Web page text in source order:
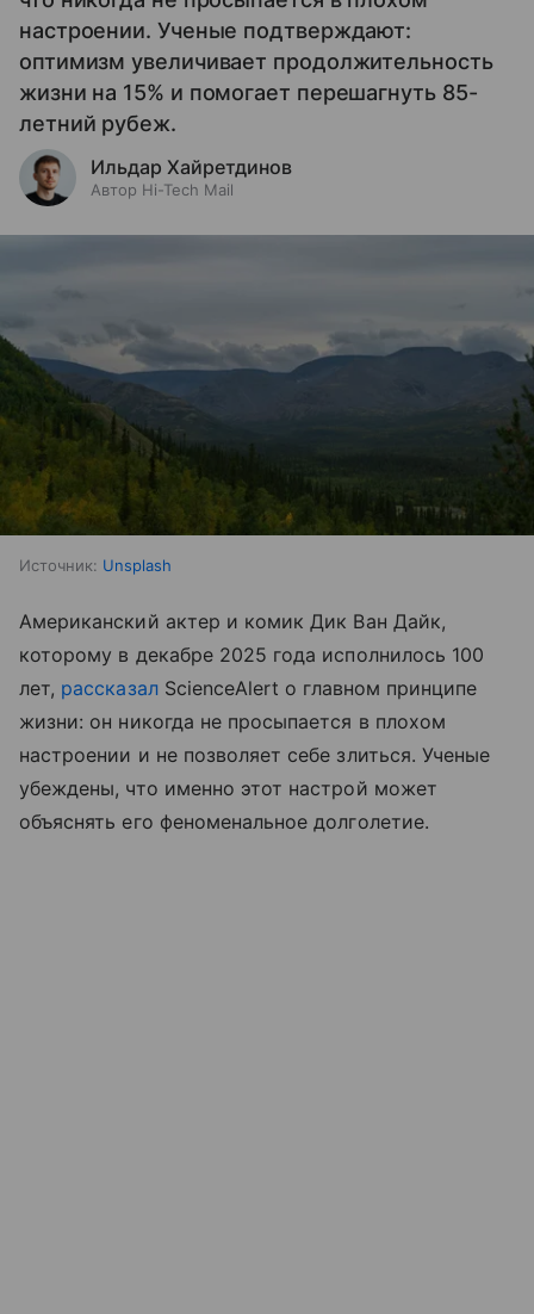
настроении. Ученые подтверждают:
оптимизм увеличивает продолжительность
жизни на 15% и помогает перешагнуть 85-
летний рубеж.
Ильдар Хайретдинов
Автор Hi-Tech Mail
Источник: Unsplash
Американский актер и комик Дик Ван Дайк,
которому в декабре 2025 года исполнилось 100
лет, рассказалScienceAlert о главном принципе
жизни: он никогда не просыпается в плохом
настроении и не позволяет себе злиться. Ученые
убеждены, что именно этот настрой может
объяснять его феноменальное долголетие.